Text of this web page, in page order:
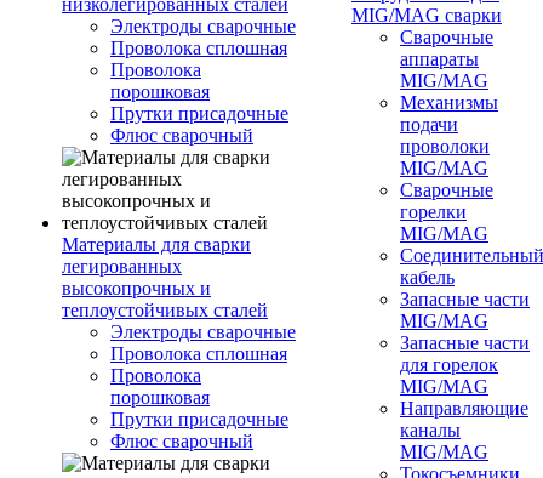
низколегированных сталей
Электроды сварочные
Проволока сплошная
Проволока
порошковая
Прутки присадочные
Флюс сварочный
Материалы для сварки
легированных
высокопрочных и
теплоустойчивых сталей
Электроды сварочные
Проволока сплошная
Проволока
порошковая
Прутки присадочные
Флюс сварочный
MIG/MAG сварки
Сварочные
аппараты
MIG/MAG
Механизмы
подачи
проволоки
MIG/MAG
Сварочные
горелки
MIG/MAG
Соединительный
кабель
Запасные части
MIG/MAG
Запасные части
для горелок
MIG/MAG
Направляющие
каналы
MIG/MAG
Токосъемники